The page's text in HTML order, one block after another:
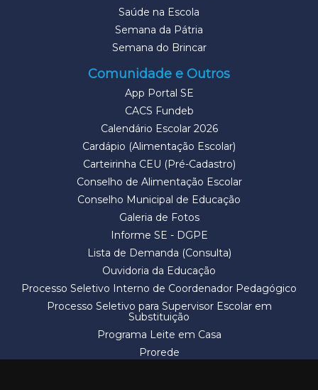
Saúde na Escola
Semana da Pátria
Semana do Brincar
Comunidade e Outros
App Portal SE
CACS Fundeb
Calendário Escolar 2026
Cardápio (Alimentação Escolar)
Carteirinha CEU (Pré-Cadastro)
Conselho de Alimentação Escolar
Conselho Municipal de Educação
Galeria de Fotos
Informe SE - DGPE
Lista de Demanda (Consulta)
Ouvidoria da Educação
Processo Seletivo Interno de Coordenador Pedagógico
Processo Seletivo para Supervisor Escolar em
Substituição
Programa Leite em Casa
Prorede